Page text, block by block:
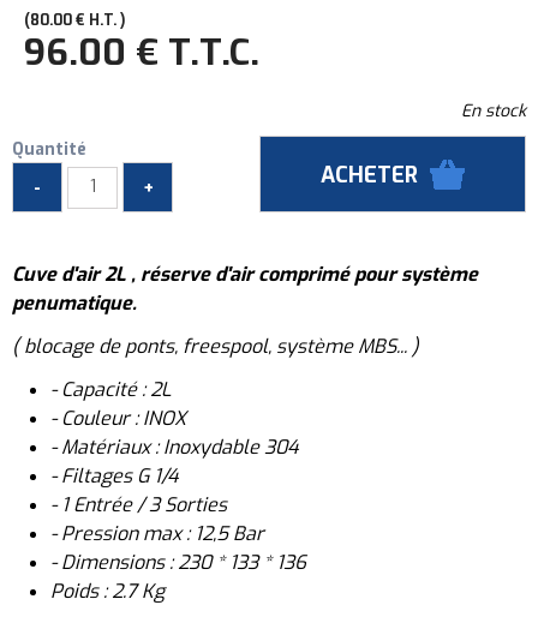
80.00€ H.T.
96.00 € T.T.C.
En stock
Quantité
Cuve d'air 2L , réserve d'air comprimé pour système
penumatique.
( blocage de ponts, freespool, système MBS... )
- Capacité : 2L
- Couleur : INOX
- Matériaux : Inoxydable 304
- Filtages G 1/4
- 1 Entrée / 3 Sorties
- Pression max : 12,5 Bar
- Dimensions : 230 * 133 * 136
Poids : 2.7 Kg